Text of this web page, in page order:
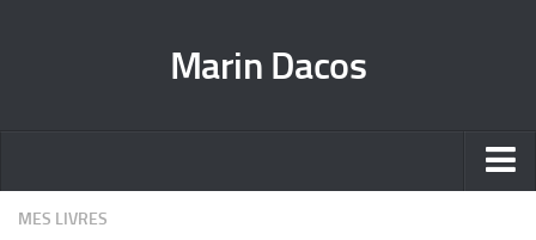
Marin Dacos
Home
MES LIVRES